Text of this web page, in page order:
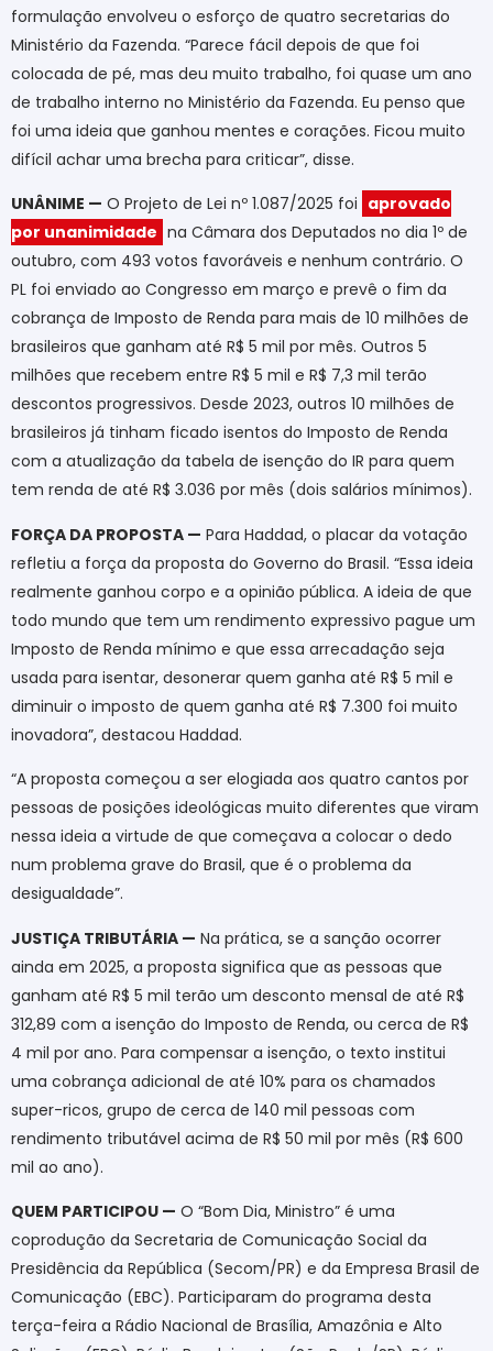
formulação envolveu o esforço de quatro secretarias do
Ministério da Fazenda. “Parece fácil depois de que foi
colocada de pé, mas deu muito trabalho, foi quase um ano
de trabalho interno no Ministério da Fazenda. Eu penso que
foi uma ideia que ganhou mentes e corações. Ficou muito
difícil achar uma brecha para criticar”, disse.
UNÂNIME — O Projeto de Lei nº 1.087/2025 foi aprovado
por unanimidade na Câmara dos Deputados no dia 1º de
outubro, com 493 votos favoráveis e nenhum contrário. O
PL foi enviado ao Congresso em março e prevê o fim da
cobrança de Imposto de Renda para mais de 10 milhões de
brasileiros que ganham até R$ 5 mil por mês. Outros 5
milhões que recebem entre R$ 5 mil e R$ 7,3 mil terão
descontos progressivos. Desde 2023, outros 10 milhões de
brasileiros já tinham ficado isentos do Imposto de Renda
com a atualização da tabela de isenção do IR para quem
tem renda de até R$ 3.036 por mês (dois salários mínimos).
FORÇA DA PROPOSTA — Para Haddad, o placar da votação
refletiu a força da proposta do Governo do Brasil. “Essa ideia
realmente ganhou corpo e a opinião pública. A ideia de que
todo mundo que tem um rendimento expressivo pague um
Imposto de Renda mínimo e que essa arrecadação seja
usada para isentar, desonerar quem ganha até R$ 5 mil e
diminuir o imposto de quem ganha até R$ 7.300 foi muito
inovadora”, destacou Haddad.
“A proposta começou a ser elogiada aos quatro cantos por
pessoas de posições ideológicas muito diferentes que viram
nessa ideia a virtude de que começava a colocar o dedo
num problema grave do Brasil, que é o problema da
desigualdade”.
JUSTIÇA TRIBUTÁRIA — Na prática, se a sanção ocorrer
ainda em 2025, a proposta significa que as pessoas que
ganham até R$ 5 mil terão um desconto mensal de até R$
312,89 com a isenção do Imposto de Renda, ou cerca de R$
4 mil por ano. Para compensar a isenção, o texto institui
uma cobrança adicional de até 10% para os chamados
super-ricos, grupo de cerca de 140 mil pessoas com
rendimento tributável acima de R$ 50 mil por mês (R$ 600
mil ao ano).
QUEM PARTICIPOU — O “Bom Dia, Ministro” é uma
coprodução da Secretaria de Comunicação Social da
Presidência da República (Secom/PR) e da Empresa Brasil de
Comunicação (EBC). Participaram do programa desta
terça-feira a Rádio Nacional de Brasília, Amazônia e Alto